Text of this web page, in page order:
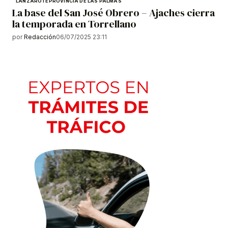
La base del San José Obrero – Ajaches cierra
la temporada en Torrellano
por Redacción06/07/2025 23:11